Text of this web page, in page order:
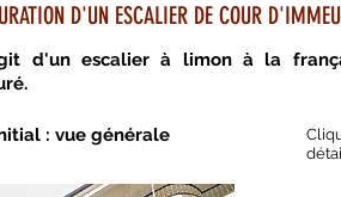
D'UN ESCALIER DE COUR
d'un escalier à limon à la
: vue générale